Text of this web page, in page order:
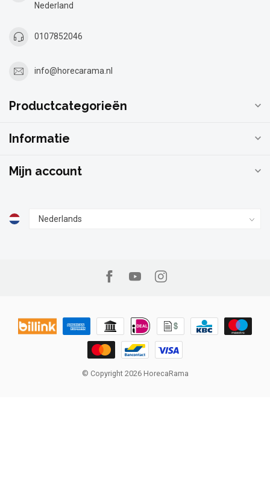
Nederland
0107852046
info@horecarama.nl
Productcategorieën
Informatie
Mijn account
© Copyright 2026 HorecaRama